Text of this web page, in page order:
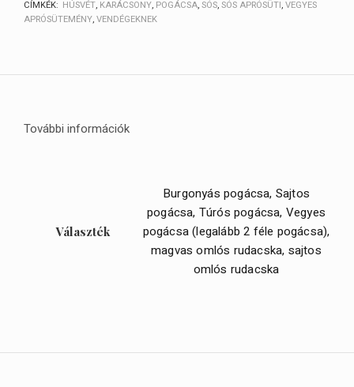
CÍMKÉK: HÚSVÉT, KARÁCSONY, POGÁCSA,SÓS,SÓS APRÓSÜTI,VEGYES
APRÓSÜTEMÉNY,VENDÉGEKNEK
További információk
Választék
Burgonyás pogácsa, Sajtos
pogácsa, Túrós pogácsa, Vegyes
pogácsa (legalább 2 féle pogácsa),
magvas omlós rudacska, sajtos
omlós rudacska